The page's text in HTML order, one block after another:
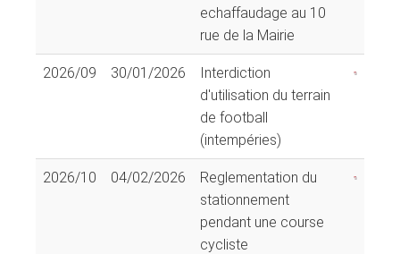
echaffaudage au 10
rue de la Mairie
2026/09 30/01/2026
Interdiction
d'utilisation du terrain
de football
(intempéries)
2026/10 04/02/2026
Reglementation du
stationnement
pendant une course
cycliste